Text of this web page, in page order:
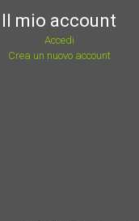
Il mio account
Accedi
Crea un nuovo account